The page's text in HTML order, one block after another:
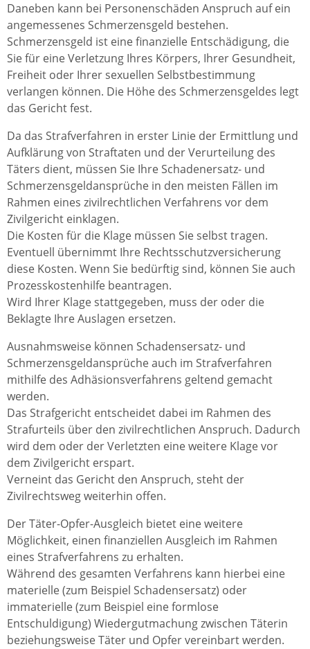
Daneben kann bei Personenschäden Anspruch auf ein
angemessenes Schmerzensgeld bestehen.
Schmerzensgeld ist eine finanzielle Entschädigung, die
Sie für eine Verletzung Ihres Körpers, Ihrer Gesundheit,
Freiheit oder Ihrer sexuellen Selbstbestimmung
verlangen können. Die Höhe des Schmerzensgeldes legt
das Gericht fest.
Da das Strafverfahren in erster Linie der Ermittlung und
Aufklärung von Straftaten und der Verurteilung des
Täters dient, müssen Sie Ihre Schadenersatz- und
Schmerzensgeldansprüche in den meisten Fällen im
Rahmen eines zivilrechtlichen Verfahrens vor dem
Zivilgericht einklagen.
Die Kosten für die Klage müssen Sie selbst tragen.
Eventuell übernimmt Ihre Rechtsschutzversicherung
diese Kosten. Wenn Sie bedürftig sind, können Sie auch
Prozesskostenhilfe beantragen.
Wird Ihrer Klage stattgegeben, muss der oder die
Beklagte Ihre Auslagen ersetzen.
Ausnahmsweise können Schadensersatz- und
Schmerzensgeldansprüche auch im Strafverfahren
mithilfe des Adhäsionsverfahrens geltend gemacht
werden.
Das Strafgericht entscheidet dabei im Rahmen des
Strafurteils über den zivilrechtlichen Anspruch. Dadurch
wird dem oder der Verletzten eine weitere Klage vor
dem Zivilgericht erspart.
Verneint das Gericht den Anspruch, steht der
Zivilrechtsweg weiterhin offen.
Der Täter-Opfer-Ausgleich bietet eine weitere
Möglichkeit, einen finanziellen Ausgleich im Rahmen
eines Strafverfahrens zu erhalten.
Während des gesamten Verfahrens kann hierbei eine
materielle (zum Beispiel Schadensersatz) oder
immaterielle (zum Beispiel eine formlose
Entschuldigung) Wiedergutmachung zwischen Täterin
beziehungsweise Täter und Opfer vereinbart werden.